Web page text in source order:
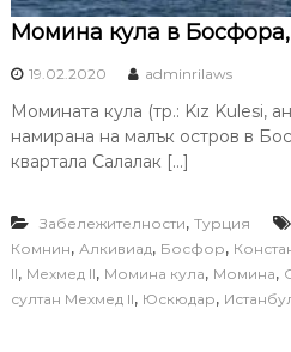
Момина кула в
19.02.2020 adminrilaws
Момината кула (тр.: Kız Kulesi,
намирана на малък остров в
квартала Салалак […]
Забележителности, Турция
Комнин, Алкивиад, Босфор,
II, Мехмед II, Момина кула, Момина,
султан Мехмед II, Юскюдар,